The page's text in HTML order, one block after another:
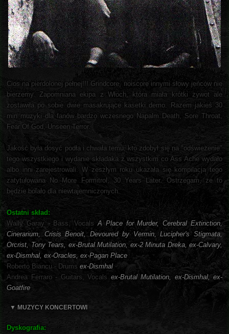
Cios na pierdolonej pełnej!!! Grindcore, noiscore innymi słowy jeńców nie
bierzemy. Zapomniana ekipa z Włoch, która miała krótki żywot ale
zostawiła po sobie dwie masakrujące kasetki demo. Razem jakieś 30
min muzyki dla fanów bardzo wczesnego Napalm Death, Sore Throat,
Fear Of God, Unseen Terror.
Jakość była dosyć podła i chwała temu, kto zdobył się na "odświeżenie"
tego wszystkiego i wydanie składaka z wszystkim co Ass Ache wydało
albo inni zarejestrowali. W zeszłym roku ukazała się kompilacja tego
zatytułowana No More Formitrol, 30 Years Later. Ostrzegam, że to
będzie bolało dla niewtajemniczonych.
Ostatni skład:
Wally Garay - Bass, VocalsA Place for Murder, Cerebral Extinction,
Cinerarium, Crisis Benoit, Devoured by Vermin, Lucipher's Stigmata,
Orcrist, Tony Tears, ex-Brutal Mutilation, ex-2 Minuta Dreka, ex-Calvary,
ex-Dismhal, ex-Oracles, ex-Pagan Place
Roberto Biancu - Drums ex-Dismhal
Andrea Ferraro - Guitars, Vocals ex-Brutal Mutilation, ex-Dismhal, ex-
Goatfire
▼ MUZYCY KONCERTOWI
Dyskografia: